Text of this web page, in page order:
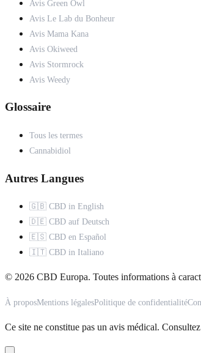
Avis Green Owl
Avis Le Lab du Bonheur
Avis Mama Kana
Avis Okiweed
Avis Stormrock
Avis Weedy
Glossaire
Tous les termes
Cannabidiol
Autres Langues
🇬🇧 CBD in English
🇩🇪 CBD auf Deutsch
🇪🇸 CBD en Español
🇮🇹 CBD in Italiano
© 2026 CBD Europa. Toutes informations à
À proposMentions légalesPolitique de confidentialité
Ce site ne constitue pas un avis médical.